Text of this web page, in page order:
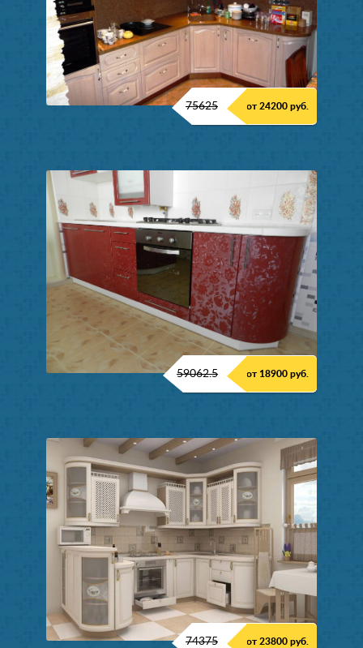
75625 от 24200 руб.
59062.5 от 18900 руб.
74375 от 23800 руб.